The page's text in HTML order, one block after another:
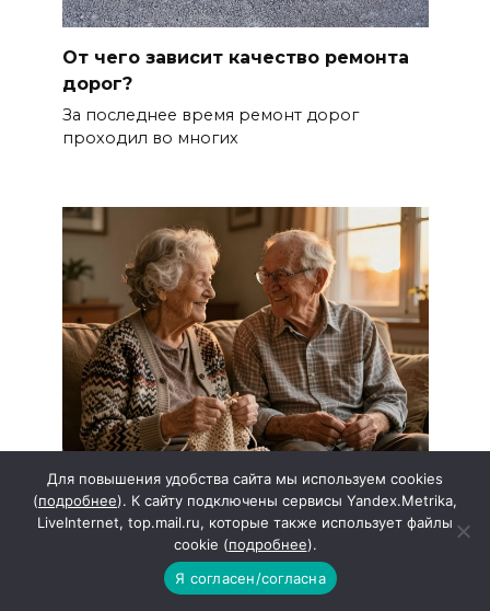
От чего зависит качество ремонта
дорог?
За последнее время ремонт дорог
проходил во многих
Месячник диспансеризации для
граждан 65+ стартовал в
Ростовской области!
Для повышения удобства сайта мы используем cookies
(подробнее). К сайту подключены сервисы Yandex.Metrika,
LiveInternet, top.mail.ru, которые также использует файлы
cookie (подробнее).
Я согласен/согласна